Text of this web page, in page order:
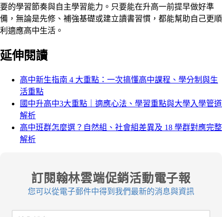
要的學習節奏與自主學習能力。只要能在升高一前提早做好準
備，無論是先修、補強基礎或建立讀書習慣，都能幫助自己更順
利適應高中生活。
延伸閱讀
高中新生指南 4 大重點：一次搞懂高中課程、學分制與生
活重點
國中升高中3大重點｜適應心法、學習重點與大學入學管道
解析
高中班群怎麼選？自然組、社會組差異及 18 學群對應完整
解析
訂閱翰林雲端促銷活動電子報
您可以從電子郵件中得到我們最新的消息與資訊